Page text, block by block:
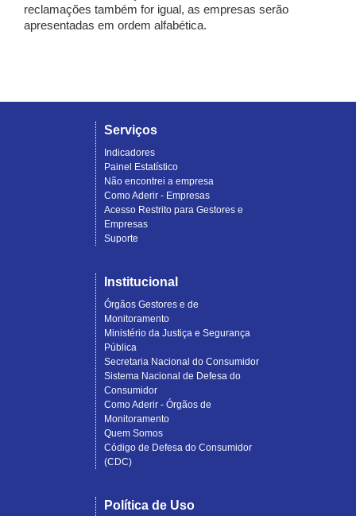
reclamações também for igual, as empresas serão
apresentadas em ordem alfabética.
Serviços
Indicadores
Painel Estatístico
Não encontrei a empresa
Como Aderir - Empresas
Acesso Restrito para Gestores e
Empresas
Suporte
Institucional
Órgãos Gestores e de
Monitoramento
Ministério da Justiça e Segurança
Pública
Secretaria Nacional do Consumidor
Sistema Nacional de Defesa do
Consumidor
Como Aderir - Órgãos de
Monitoramento
Quem Somos
Código de Defesa do Consumidor
(CDC)
Política de Uso